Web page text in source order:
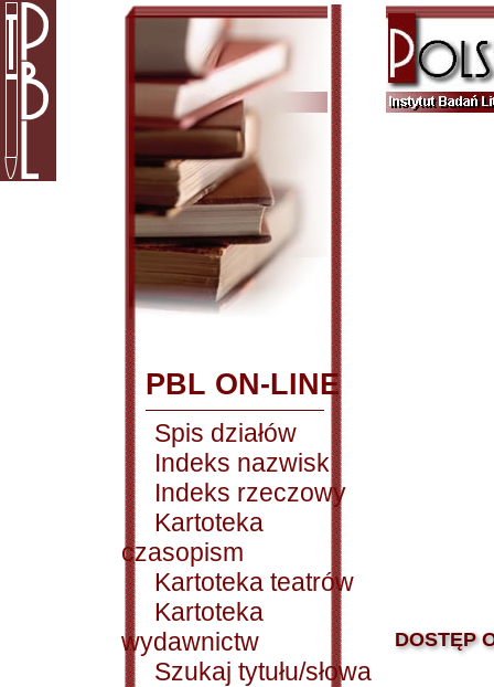
PBL ON-LINE
Spis działów
Indeks nazwisk
Indeks rzeczowy
Kartoteka
czasopism
Kartoteka teatrów
Kartoteka
wydawnictw
Szukaj tytułu/słowa
DOSTĘP